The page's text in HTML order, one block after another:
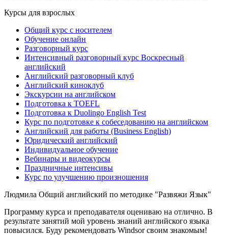
Курсы для взрослых
Общий курс с носителем
Обучение онлайн
Разговорный курс
Интенсивный разговорный курс Воскресный
английский
Английский разговорный клуб
Английский киноклуб
Экскурсии на английском
Подготовка к TOEFL
Подготовка к Duolingo English Test
Курс по подготовке к собеседованию на английском
Английский для работы (Business English)
Юридический английский
Индивидуальное обучение
Вебинары и видеокурсы
Праздничные интенсивы
Курс по улучшению произношения
Людмила Общий английский по методике "Развяжи Язык"
Программу курса и преподавателя оцениваю на отлично. В
результате занятий мой уровень знаний английского языка
повысился. Буду рекомендовать Windsor своим знакомым!